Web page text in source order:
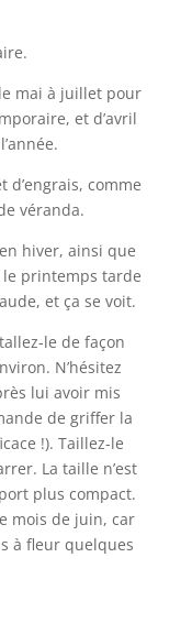
mai à juillet pour
et d’avril
d’engrais, comme
véranda.
hiver, ainsi que
printemps tarde
et ça se voit.
le de façon
N’hésitez
lui avoir mis
de griffer la
!). Taillez-le
La taille n’est
plus compact.
mois de juin, car
à fleur quelques